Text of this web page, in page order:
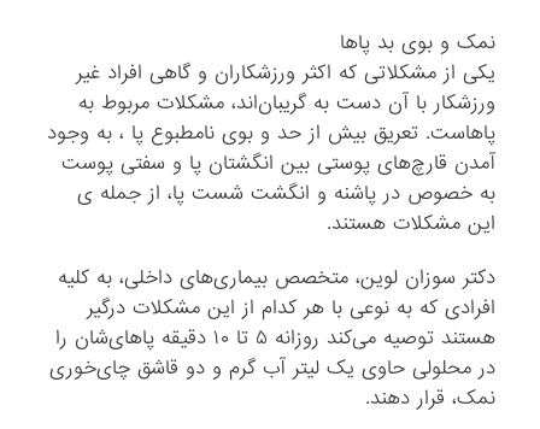
‌نمک و بوی بد پاها
یکی از مشکلاتی که اکثر ورزشکاران و گاهی افراد غیر
ورزشکار با آن دست به گریبان‌اند، مشکلات مربوط به
پاهاست. تعریق بیش از حد و بوی نامطبوع پا ، به وجود
آمدن قارچ‌های پوستی بین انگشتان پا و سفتی پوست
به‌ خصوص در پاشنه و انگشت شست پا، از جمله ی
این مشکلات هستند.
دکتر سوزان لوین، متخصص بیماری‌‌های داخلی، به کلیه
افرادی که به نوعی با هر کدام از این مشکلات درگیر
هستند توصیه می‌کند روزانه ۵ تا ۱۰ دقیقه پاهای‌شان را
در محلولی حاوی یک لیتر آب گرم و دو قاشق چای‌خوری
نمک، قرار دهند.